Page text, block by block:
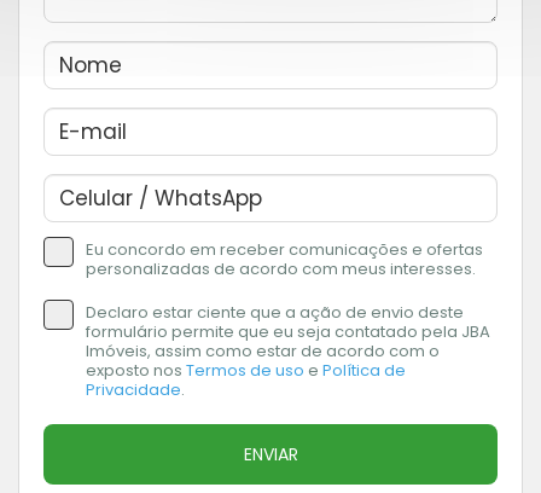
Eu concordo em receber comunicações e ofertas
personalizadas de acordo com meus interesses.
Declaro estar ciente que a ação de envio deste
formulário permite que eu seja contatado pela JBA
Imóveis, assim como estar de acordo com o
exposto nos Termos de uso e Política de
Privacidade.
ENVIAR